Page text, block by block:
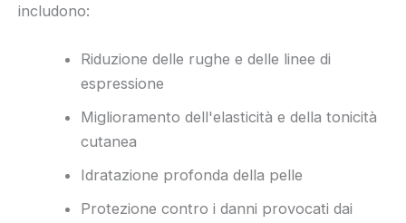
includono:
Riduzione delle rughe e delle linee di
espressione
Miglioramento dell'elasticità e della tonicità
cutanea
Idratazione profonda della pelle
Protezione contro i danni provocati dai